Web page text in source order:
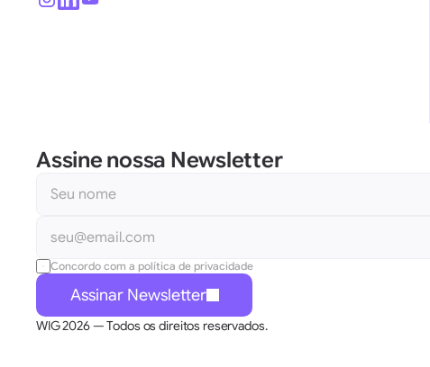
Assine nossa Newsletter
Concordo com a política de privacidade
Assinar Newsletter
WIG 2026 — Todos os direitos reservados.